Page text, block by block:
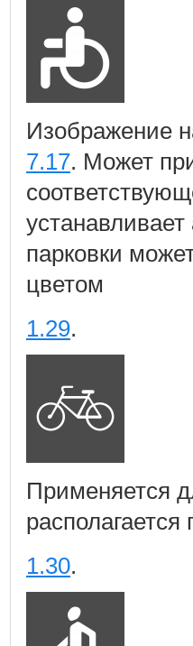
Изображение
7.17. Может
парковки
цветом
1.29.
Применяется
1.30.